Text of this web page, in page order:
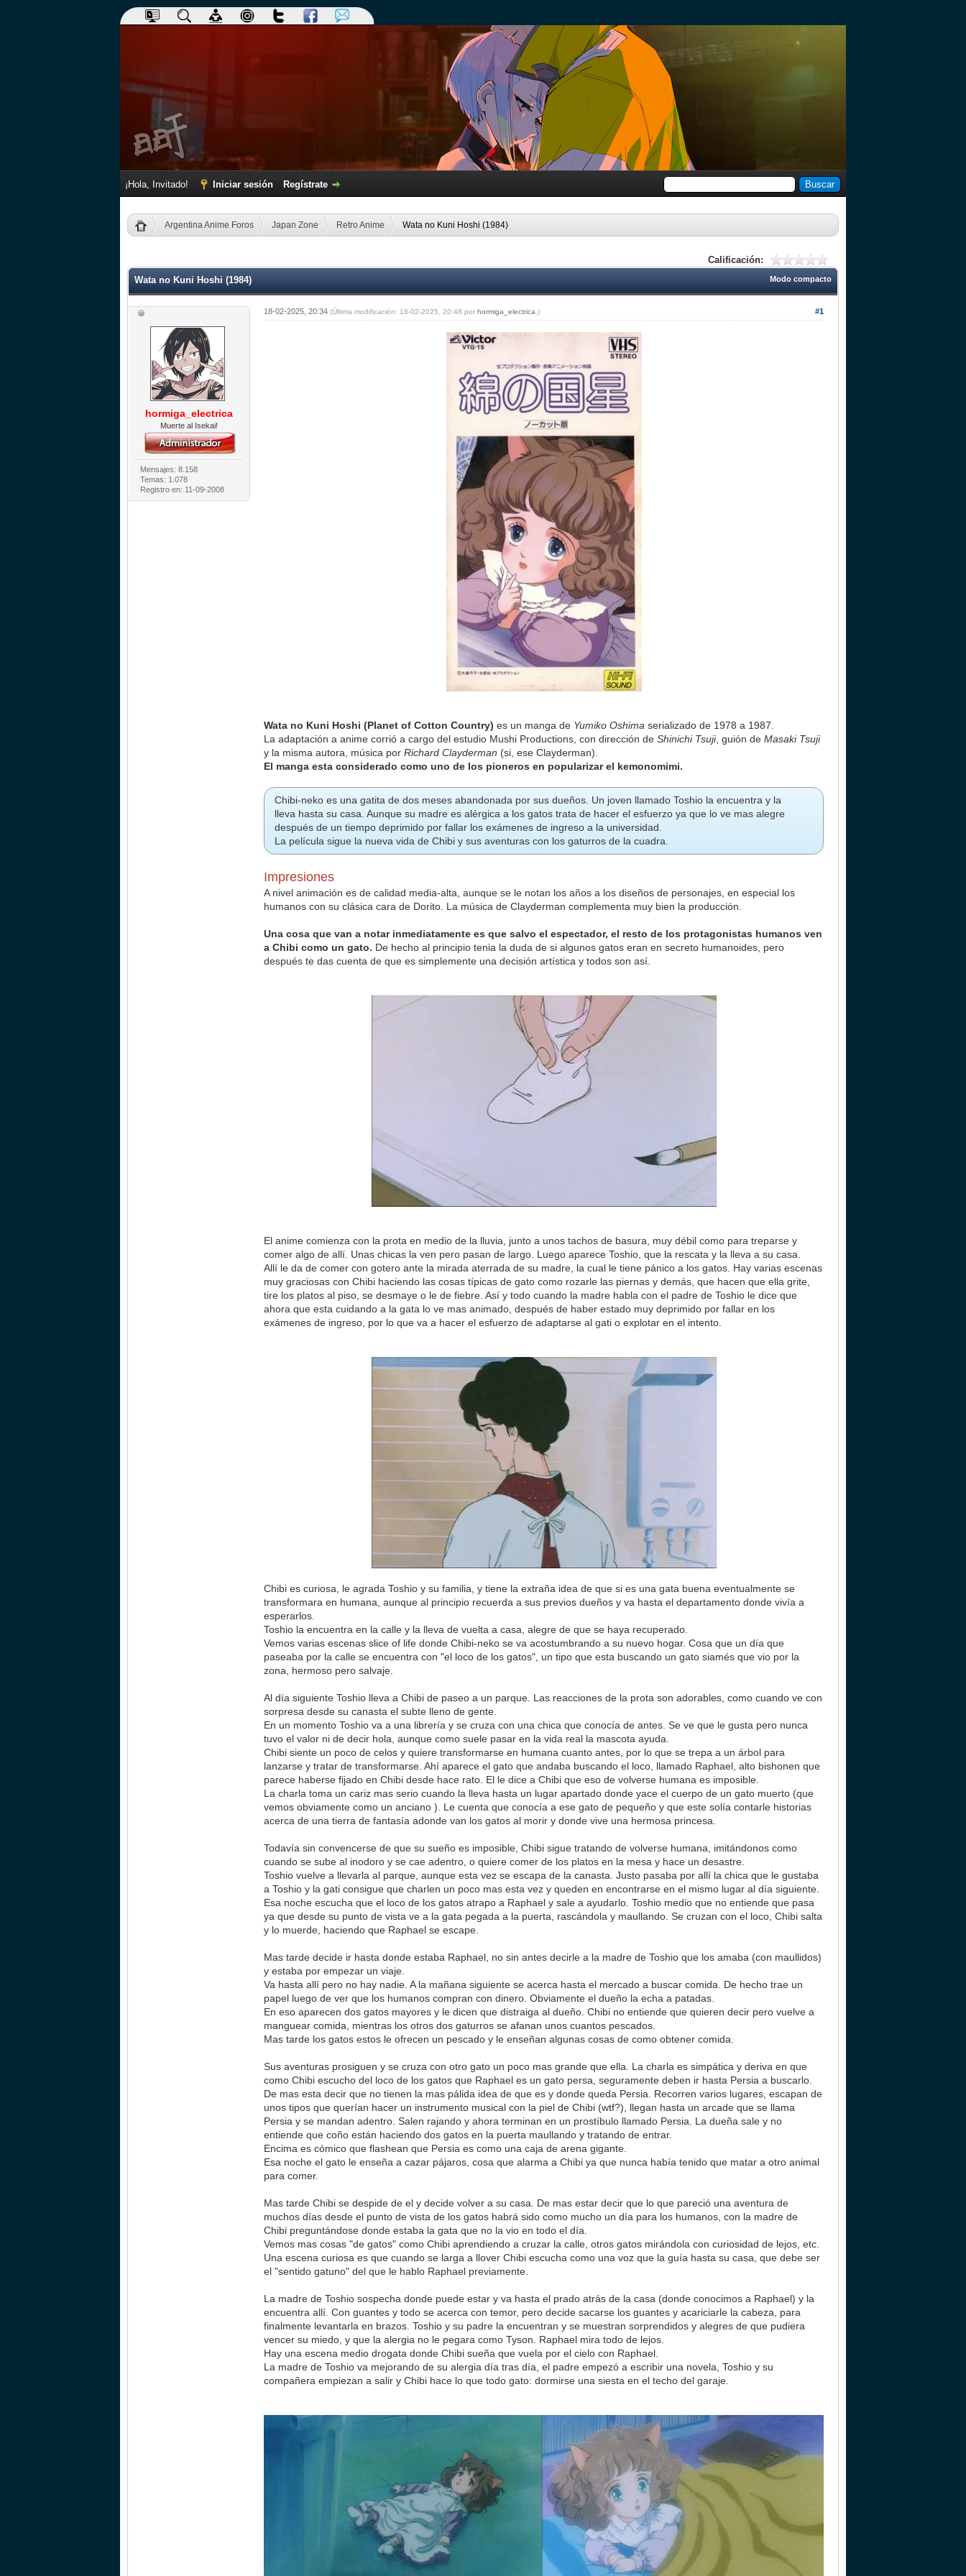
¡Hola, Invitado! Iniciar sesión Regístrate
Argentina Anime Foros Japan Zone Retro Anime Wata no Kuni Hoshi (1984)
Calificación:
Modo compacto
Wata no Kuni Hoshi (1984)
hormiga_electrica
Muerte al Isekai!
Mensajes: 8.158
Temas: 1.078
Registro en: 11-09-2008
#1
18-02-2025, 20:34(Última modificación: 18-02-2025, 20:48 porhormiga_electrica .)
Wata no Kuni Hoshi (Planet of Cotton Country) es un manga de Yumiko Oshima serializado de 1978 a 1987.
La adaptación a anime corrió a cargo del estudio Mushi Productions, con dirección deShinichi Tsuji, guión deMasaki Tsuji
y la misma autora, música porRichard Clayderman (si, ese Clayderman).
El manga esta considerado como uno de los pioneros en popularizar el kemonomimi.
Chibi-neko es una gatita de dos meses abandonada por sus dueños. Un joven llamado Toshio la encuentra y la
lleva hasta su casa. Aunque su madre es alérgica a los gatos trata de hacer el esfuerzo ya que lo ve mas alegre
después de un tiempo deprimido por fallar los exámenes de ingreso a la universidad.
La película sigue la nueva vida de Chibi y sus aventuras con los gaturros de la cuadra.
Impresiones
A nivel animación es de calidad media-alta, aunque se le notan los años a los diseños de personajes, en especial los
humanos con su clásica cara de Dorito. La música de Clayderman complementa muy bien la producción.
Una cosa que van a notar inmediatamente es que salvo el espectador, el resto de los protagonistas humanos ven
a Chibi como un gato. De hecho al principio tenia la duda de si algunos gatos eran en secreto humanoides, pero
después te das cuenta de que es simplemente una decisión artística y todos son así.
El anime comienza con la prota en medio de la lluvia, junto a unos tachos de basura, muy débil como para treparse y
comer algo de allí. Unas chicas la ven pero pasan de largo. Luego aparece Toshio, que la rescata y la lleva a su casa.
Allí le da de comer con gotero ante la mirada aterrada de su madre, la cual le tiene pánico a los gatos. Hay varias escenas
muy graciosas con Chibi haciendo las cosas típicas de gato como rozarle las piernas y demás, que hacen que ella grite,
tire los platos al piso, se desmaye o le de fiebre. Así y todo cuando la madre habla con el padre de Toshio le dice que
ahora que esta cuidando a la gata lo ve mas animado, después de haber estado muy deprimido por fallar en los
exámenes de ingreso, por lo que va a hacer el esfuerzo de adaptarse al gati o explotar en el intento.
Chibi es curiosa, le agrada Toshio y su familia, y tiene la extraña idea de que si es una gata buena eventualmente se
transformara en humana, aunque al principio recuerda a sus previos dueños y va hasta el departamento donde vivía a
esperarlos.
Toshio la encuentra en la calle y la lleva de vuelta a casa, alegre de que se haya recuperado.
Vemos varias escenas slice of life donde Chibi-neko se va acostumbrando a su nuevo hogar. Cosa que un día que
paseaba por la calle se encuentra con "el loco de los gatos", un tipo que esta buscando un gato siamés que vio por la
zona, hermoso pero salvaje.
Al día siguiente Toshio lleva a Chibi de paseo a un parque. Las reacciones de la prota son adorables, como cuando ve con
sorpresa desde su canasta el subte lleno de gente.
En un momento Toshio va a una librería y se cruza con una chica que conocía de antes. Se ve que le gusta pero nunca
tuvo el valor ni de decir hola, aunque como suele pasar en la vida real la mascota ayuda.
Chibi siente un poco de celos y quiere transformarse en humana cuanto antes, por lo que se trepa a un árbol para
lanzarse y tratar de transformarse. Ahí aparece el gato que andaba buscando el loco, llamado Raphael, alto bishonen que
parece haberse fijado en Chibi desde hace rato. El le dice a Chibi que eso de volverse humana es imposible.
La charla toma un cariz mas serio cuando la lleva hasta un lugar apartado donde yace el cuerpo de un gato muerto (que
vemos obviamente como un anciano ). Le cuenta que conocía a ese gato de pequeño y que este solía contarle historias
acerca de una tierra de fantasía adonde van los gatos al morir y donde vive una hermosa princesa.
Todavía sin convencerse de que su sueño es imposible, Chibi sigue tratando de volverse humana, imitándonos como
cuando se sube al inodoro y se cae adentro, o quiere comer de los platos en la mesa y hace un desastre.
Toshio vuelve a llevarla al parque, aunque esta vez se escapa de la canasta. Justo pasaba por allí la chica que le gustaba
a Toshio y la gati consigue que charlen un poco mas esta vez y queden en encontrarse en el mismo lugar al día siguiente.
Esa noche escucha que el loco de los gatos atrapo a Raphael y sale a ayudarlo. Toshio medio que no entiende que pasa
ya que desde su punto de vista ve a la gata pegada a la puerta, rascándola y maullando. Se cruzan con el loco, Chibi salta
y lo muerde, haciendo que Raphael se escape.
Mas tarde decide ir hasta donde estaba Raphael, no sin antes decirle a la madre de Toshio que los amaba (con maullidos)
y estaba por empezar un viaje.
Va hasta allí pero no hay nadie. A la mañana siguiente se acerca hasta el mercado a buscar comida. De hecho trae un
papel luego de ver que los humanos compran con dinero. Obviamente el dueño la echa a patadas.
En eso aparecen dos gatos mayores y le dicen que distraiga al dueño. Chibi no entiende que quieren decir pero vuelve a
manguear comida, mientras los otros dos gaturros se afanan unos cuantos pescados.
Mas tarde los gatos estos le ofrecen un pescado y le enseñan algunas cosas de como obtener comida.
Sus aventuras prosiguen y se cruza con otro gato un poco mas grande que ella. La charla es simpática y deriva en que
como Chibi escucho del loco de los gatos que Raphael es un gato persa, seguramente deben ir hasta Persia a buscarlo.
De mas esta decir que no tienen la mas pálida idea de que es y donde queda Persia. Recorren varios lugares, escapan de
unos tipos que querían hacer un instrumento musical con la piel de Chibi (wtf?), llegan hasta un arcade que se llama
Persia y se mandan adentro. Salen rajando y ahora terminan en un prostíbulo llamado Persia. La dueña sale y no
entiende que coño están haciendo dos gatos en la puerta maullando y tratando de entrar.
Encima es cómico que flashean que Persia es como una caja de arena gigante.
Esa noche el gato le enseña a cazar pájaros, cosa que alarma a Chibi ya que nunca había tenido que matar a otro animal
para comer.
Mas tarde Chibi se despide de el y decide volver a su casa. De mas estar decir que lo que pareció una aventura de
muchos días desde el punto de vista de los gatos habrá sido como mucho un día para los humanos, con la madre de
Chibi preguntándose donde estaba la gata que no la vio en todo el día.
Vemos mas cosas "de gatos" como Chibi aprendiendo a cruzar la calle, otros gatos mirándola con curiosidad de lejos, etc.
Una escena curiosa es que cuando se larga a llover Chibi escucha como una voz que la guía hasta su casa, que debe ser
el "sentido gatuno" del que le hablo Raphael previamente.
La madre de Toshio sospecha donde puede estar y va hasta el prado atrás de la casa (donde conocimos a Raphael) y la
encuentra allí. Con guantes y todo se acerca con temor, pero decide sacarse los guantes y acariciarle la cabeza, para
finalmente levantarla en brazos. Toshio y su padre la encuentran y se muestran sorprendidos y alegres de que pudiera
vencer su miedo, y que la alergia no le pegara como Tyson. Raphael mira todo de lejos.
Hay una escena medio drogata donde Chibi sueña que vuela por el cielo con Raphael.
La madre de Toshio va mejorando de su alergia día tras día, el padre empezó a escribir una novela, Toshio y su
compañera empiezan a salir y Chibi hace lo que todo gato: dormirse una siesta en el techo del garaje.